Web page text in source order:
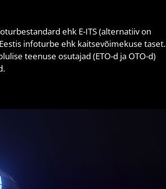
ehk E-ITS (alternatiiv on
infoturbe ehk kaitsevõimekuse taset.
teenuse osutajad (ETO-d ja OTO-d)